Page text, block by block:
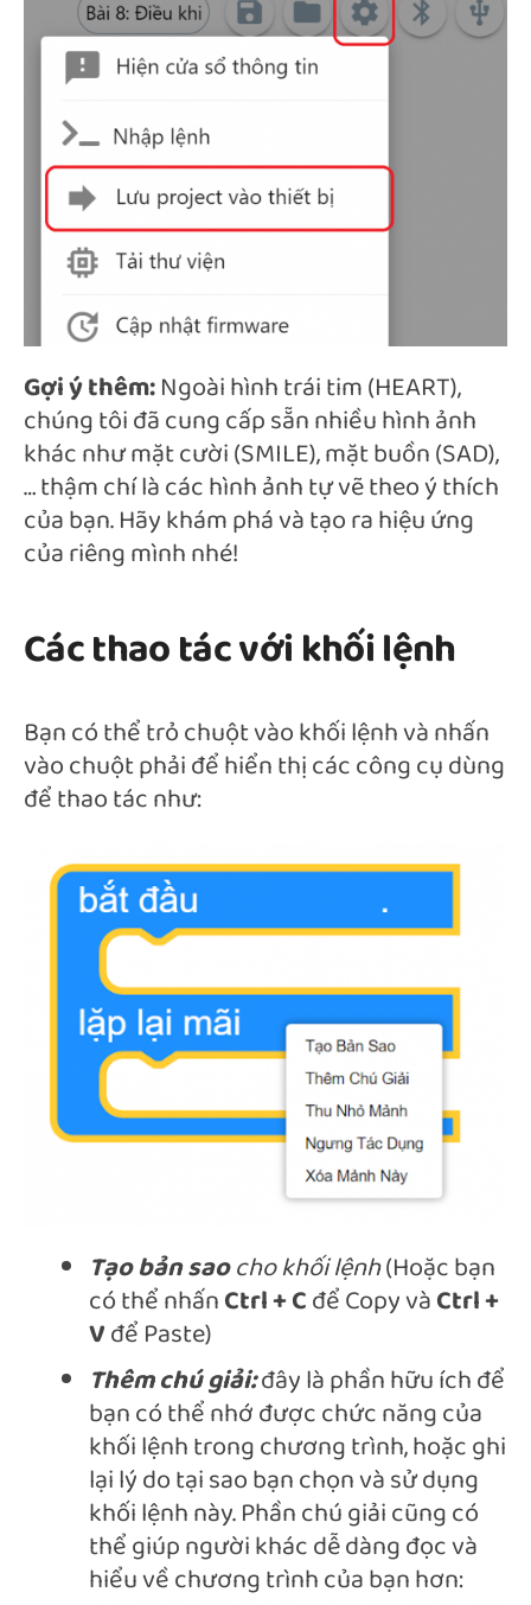
Gợi ý thêm:Ngoài hình trái tim (HEART),
chúng tôi đã cung cấp sẵn nhiều hình ảnh
khác như mặt cười (SMILE), mặt buồn (SAD),
… thậm chí là các hình ảnh tự vẽ theo ý thích
của bạn. Hãy khám phá và tạo ra hiệu ứng
của riêng mình nhé!
Các thao tác với khối lệnh
Bạn có thể trỏ chuột vào khối lệnh và nhấn
vào chuột phải để hiển thị các công cụ dùng
để thao tác như:
Tạo bản saocho khối lệnh(Hoặc bạn
có thể nhấnCtrl + Cđể Copy vàCtrl +
Vđể Paste)
Thêm chú giải:đây là phần hữu ích để
bạn có thể nhớ được chức năng của
khối lệnh trong chương trình, hoặc ghi
lại lý do tại sao bạn chọn và sử dụng
khối lệnh này. Phần chú giải cũng có
thể giúp người khác dễ dàng đọc và
hiểu về chương trình của bạn hơn: